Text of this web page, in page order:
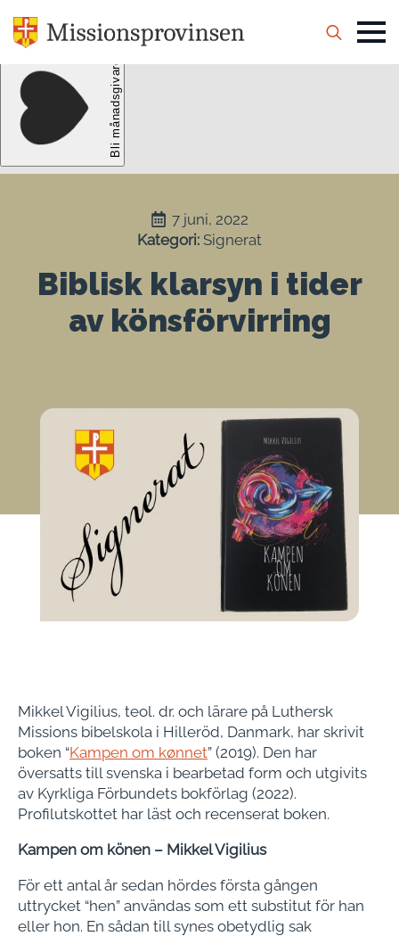
Search
7 juni, 2022
Kategori: Signerat
Biblisk klarsyn i tider
av könsförvirring
Mikkel Vigilius, teol. dr. och lärare på Luthersk
Missions bibelskola i Hilleröd, Danmark, har skrivit
boken “Kampen om kønnet” (2019). Den har
översatts till svenska i bearbetad form och utgivits
av Kyrkliga Förbundets bokförlag (2022).
Profilutskottet har läst och recenserat boken.
Kampen om könen – Mikkel Vigilius
För ett antal år sedan hördes första gången
uttrycket “hen” användas som ett substitut för han
eller hon. En sådan till synes obetydlig sak